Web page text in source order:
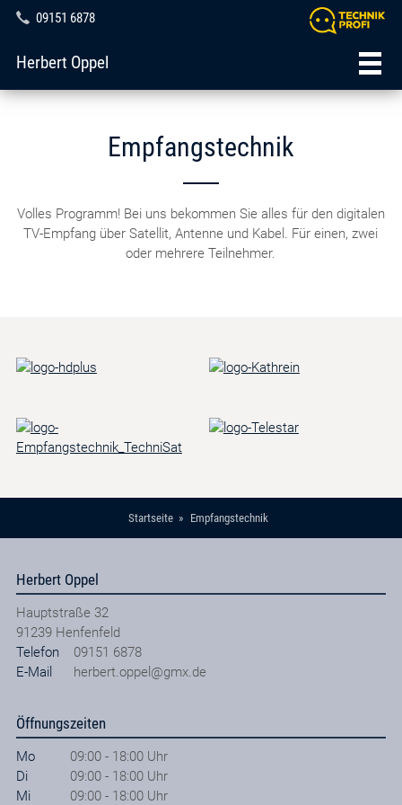
09151 6878
Herbert Oppel
Empfangstechnik
Volles Programm! Bei uns bekommen Sie alles für den digitalen
TV-Empfang über Satellit, Antenne und Kabel. Für einen, zwei
oder mehrere Teilnehmer.
Startseite Empfangstechnik
Herbert Oppel
Hauptstraße 32
91239 Henfenfeld
Telefon
09151 6878
E-Mail
herbert.oppel@gmx.de
Öffnungszeiten
Mo
09:00 - 18:00 Uhr
Di
09:00 - 18:00 Uhr
Mi
09:00 - 18:00 Uhr